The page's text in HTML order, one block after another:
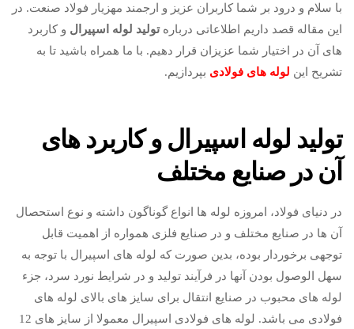
با سلام و درود بر شما کاربران عزیز و ارجمند مهزیار فولاد صنعت. در
این مقاله قصد داریم اطلاعاتی دربارهتولید لوله اسپیرال و کاربرد
های آن در اختیار شما عزیزان قرار دهیم. با ما همراه باشید تا به
تشریح این لوله های فولادی بپردازیم.
تولید لوله اسپیرال و کاربرد های
آن در صنایع مختلف
در دنیای فولاد، امروزه لوله ها انواع گوناگون داشته و نوع استحصال
آن ها در صنایع مختلف و در صنایع فلزی همواره از اهمیت قابل
توجهی برخوردار بوده، بدین صورت که لوله های اسپیرال با توجه به
سهل الوصول بودن آنها در فرآیند تولید و در شرایط نورد سرد، جزء
لوله های محبوب در صنایع انتقال برای سایز های بالای لوله های
فولادی می باشد. لوله های فولادی اسپیرال معمولا از سایز های 12